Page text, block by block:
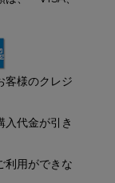
客様のクレジ
入代金が引き
利用ができな